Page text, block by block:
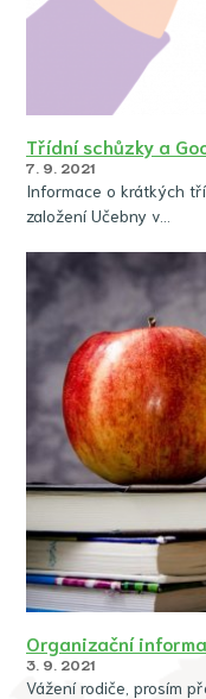
Třídní schůzky a
7. 9. 2021
Informace o krátkých
založení Učebny v…
Organizační
3. 9. 2021
Vážení rodiče, prosím